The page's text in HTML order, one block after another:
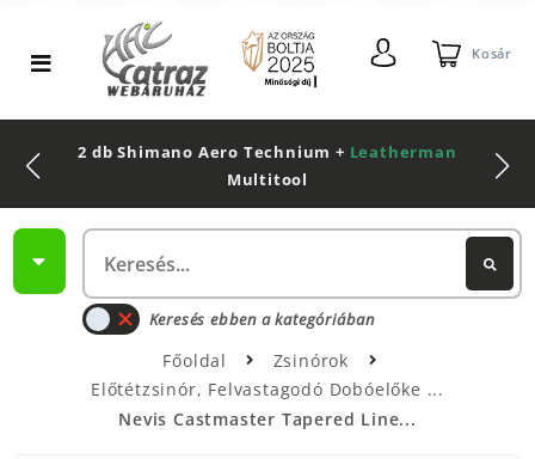
Kosár
2 db Shimano Aero Technium + Leatherman
Multitool
Keresés ebben a kategóriában
Főoldal
Zsinórok
Előtétzsinór, Felvastagodó Dobóelőke
Nevis Castmaster Tapered Line...